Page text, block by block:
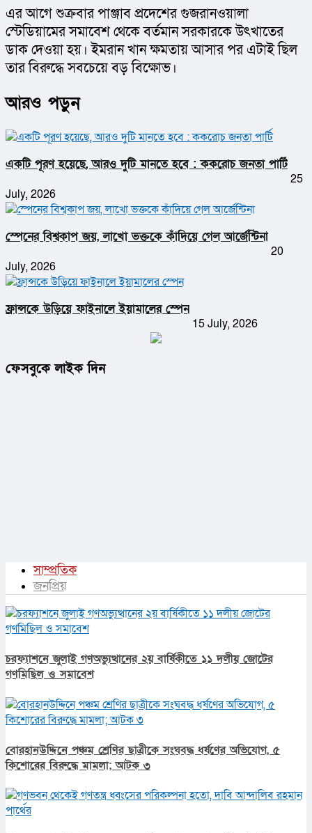
এর আগে শুক্রবার পাঞ্জাব প্রদেশের গুজরানওয়ালা
স্টেডিয়ামের সমাবেশ থেকে বর্তমান সরকারকে উৎখাতের
ডাক দেওয়া হয়। ইমরান খান ক্ষমতায় আসার পর এটাই ছিল
তার বিরুদ্ধে সবচেয়ে বড় বিক্ষোভ।
আরও পড়ুন
একটি পূরণ হয়েছে, আরও দুটি মানতে হবে : ককরোচ জনতা পার্টি
25
July, 2026
স্পেনের বিশ্বকাপ জয়, লাখো ভক্তকে কাঁদিয়ে গেল আর্জেন্টিনা
20
July, 2026
ফ্রান্সকে উড়িয়ে ফাইনালে ইয়ামালের স্পেন
15 July, 2026
ফেসবুকে লাইক দিন
সাম্প্রতিক
জনপ্রিয়
চরফ্যাশনে জুলাই গণঅভ্যুত্থানের ২য় বার্ষিকীতে ১১ দলীয় জোটের
গণমিছিল ও সমাবেশ
বোরহানউদ্দিনে পঞ্চম শ্রেণির ছাত্রীকে সংঘবদ্ধ ধর্ষণের অভিযোগ, ৫
কিশোরের বিরুদ্ধে মামলা; আটক ৩